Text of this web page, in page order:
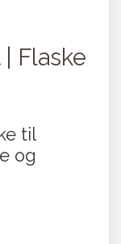
Flaske
til
og